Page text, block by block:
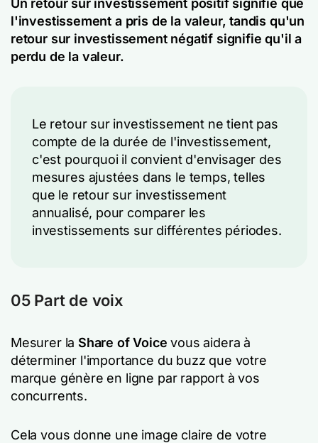
Un retour sur investissement positif signifie que
l'investissement a pris de la valeur, tandis qu'un
retour sur investissement négatif signifie qu'il a
perdu de la valeur.
Le retour sur investissement ne tient pas
compte de la durée de l'investissement,
c'est pourquoi il convient d'envisager des
mesures ajustées dans le temps, telles
que le retour sur investissement
annualisé, pour comparer les
investissements sur différentes périodes.
05 Part de voix
Mesurer la Share of Voice vous aidera à
déterminer l'importance du buzz que votre
marque génère en ligne par rapport à vos
concurrents.
Cela vous donne une image claire de votre